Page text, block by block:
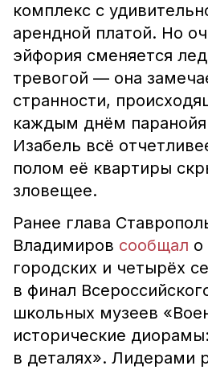
комплекс с
арендной платой. Но
эйфория сменяется
тревогой — она
странности,
каждым днём паранойя
Изабель всё
полом её квартиры
зловещее.
Ранее глава
Владимиров сообщал о
городских и четырёх
в финал
школьных музеев
исторические
в деталях». Лидерами